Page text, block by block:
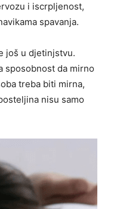
i iscrpljenost,
spavanja.
još u djetinjstvu.
sposobnost da mirno
treba biti mirna,
nisu samo